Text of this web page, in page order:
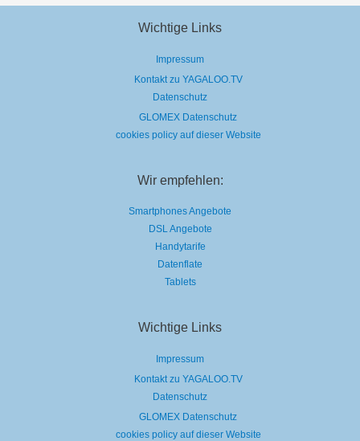
Wichtige Links
Impressum
Kontakt zu YAGALOO.TV
Datenschutz
GLOMEX Datenschutz
cookies policy auf dieser Website
Wir empfehlen:
Smartphones Angebote
DSL Angebote
Handytarife
Datenflate
Tablets
Wichtige Links
Impressum
Kontakt zu YAGALOO.TV
Datenschutz
GLOMEX Datenschutz
cookies policy auf dieser Website